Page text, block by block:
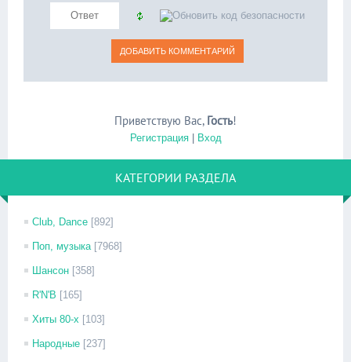
Приветствую Вас, Гость!
Регистрация| Вход
КАТЕГОРИИ РАЗДЕЛА
Club, Dance [892]
Поп, музыка [7968]
Шансон [358]
R'N'B [165]
Хиты 80-х [103]
Народные [237]